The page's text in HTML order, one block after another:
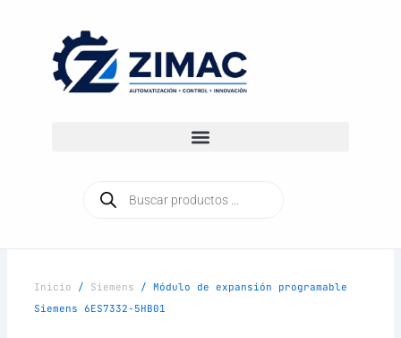
contenido
productos
Inicio / Siemens / Módulo de expansión programable
Siemens 6ES7332-5HB01